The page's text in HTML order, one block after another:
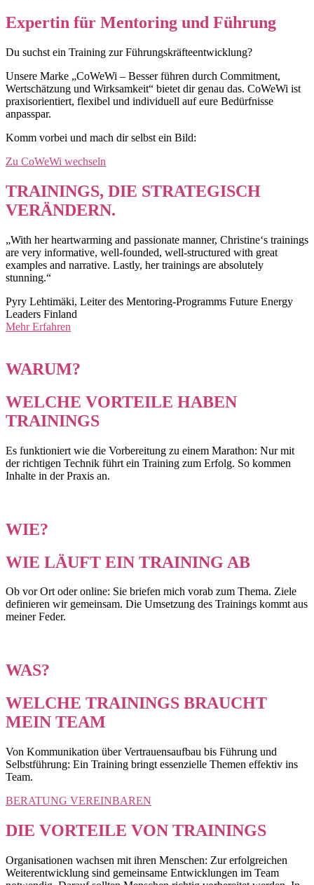
Expertin für Mentoring und Führung
Du suchst ein Training zur Führungskräfteentwicklung?
Unsere Marke „CoWeWi – Besser führen durch Commitment,
Wertschätzung und Wirksamkeit“ bietet dir genau das. CoWeWi ist
praxisorientiert, flexibel und individuell auf eure Bedürfnisse
anpasspar.
Komm vorbei und mach dir selbst ein Bild:
Zu CoWeWi wechseln
TRAININGS, DIE STRATEGISCH
VERÄNDERN.
„With her heartwarming and passionate manner, Christine‘s trainings
are very informative, well-founded, well-structured with great
examples and narrative. Lastly, her trainings are absolutely
stunning.“
Pyry Lehtimäki, Leiter des Mentoring-Programms Future Energy
Leaders Finland
Mehr Erfahren
WARUM?
WELCHE VORTEILE HABEN
TRAININGS
Es funktioniert wie die Vorbereitung zu einem Marathon: Nur mit
der richtigen Technik führt ein Training zum Erfolg. So kommen
Inhalte in der Praxis an.
WIE?
WIE LÄUFT EIN TRAINING AB
Ob vor Ort oder online: Sie briefen mich vorab zum Thema. Ziele
definieren wir gemeinsam. Die Umsetzung des Trainings kommt aus
meiner Feder.
WAS?
WELCHE TRAININGS BRAUCHT
MEIN TEAM
Von Kommunikation über Vertrauensaufbau bis Führung und
Selbstführung: Ein Training bringt essenzielle Themen effektiv ins
Team.
BERATUNG VEREINBAREN
DIE VORTEILE VON TRAININGS
Organisationen wachsen mit ihren Menschen: Zur erfolgreichen
Weiterentwicklung sind gemeinsame Entwicklungen im Team